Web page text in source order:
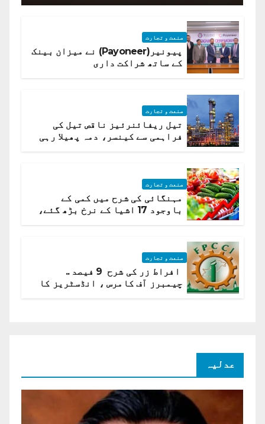
صنعت و تجارت
پیونیر(Payoneer) نے میزان بینک
کے ساتھ شراکت داری
صنعت و تجارت
تیل ریفائنرئیز ناقص تیل کی
فراہمی سے کینسر، دمہ پھیلا رہی
صنعت و تجارت
مہنگائی کی شرح میں کمی کے
باوجود 17 اشیا کے نرخ بڑھ گئے،
صنعت و تجارت
افراط زر کی شرح 9 فیصد ..
چیمبرز آف کامرس ، انڈسٹریز کا
عدلیہ